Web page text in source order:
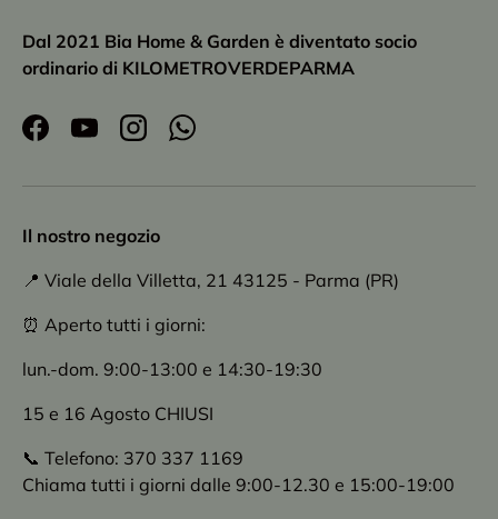
Dal 2021 Bia Home & Garden è diventato socio
ordinario di KILOMETROVERDEPARMA
FacebookYouTubeInstagramWhatsApp
Il nostro negozio
📍 Viale della Villetta, 21 43125 - Parma (PR)
⏰ Aperto tutti i giorni:
lun.-dom. 9:00-13:00 e 14:30-19:30
15 e 16 Agosto CHIUSI
📞 Telefono: 370 337 1169
Chiama tutti i giorni dalle 9:00-12.30 e 15:00-19:00